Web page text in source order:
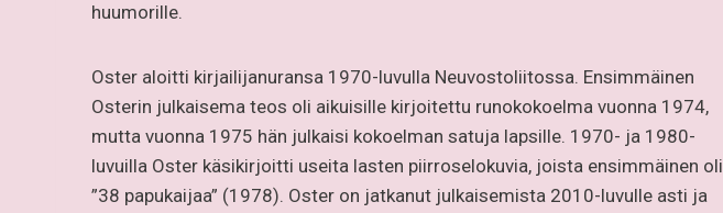
huumorille.
Oster aloitti kirjailijanuransa 1970-luvulla Neuvostoliitossa. Ensimmäinen
Osterin julkaisema teos oli aikuisille kirjoitettu runokokoelma vuonna 1974,
mutta vuonna 1975 hän julkaisi kokoelman satuja lapsille. 1970- ja 1980-
luvuilla Oster käsikirjoitti useita lasten piirroselokuvia, joista ensimmäinen oli
”38 papukaijaa” (1978). Oster on jatkanut julkaisemista 2010-luvulle asti ja